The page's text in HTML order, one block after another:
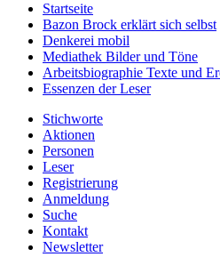
Startseite
Bazon Brock erklärt sich selbst
Denkerei mobil
Mediathek Bilder und Töne
Arbeitsbiographie Texte und
Essenzen der Leser
Stichworte
Aktionen
Personen
Leser
Registrierung
Anmeldung
Suche
Kontakt
Newsletter